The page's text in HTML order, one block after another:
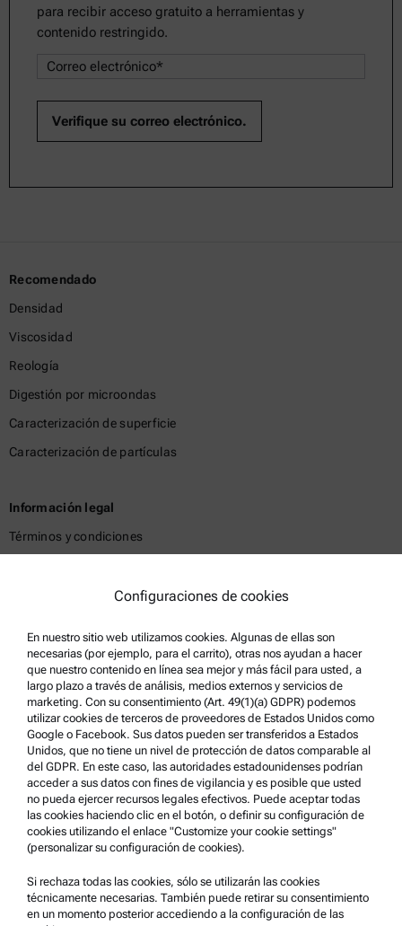
para recibir acceso gratuito a herramientas y
contenido restringido.
Recomendado
Densidad
Viscosidad
Reología
Digestión por microondas
Caracterización de superficie
Caracterización de partículas
Información legal
Términos y condiciones
Política de privacidad
Condiciones de uso
Marcas comerciales
Sistema de denuncia de irregularidades
Asistencia para el producto
Anton Paar Certified Service
Declaración de seguridad
Centros técnicos Anton Paar
Comuníquese con nosotros
Configuraciones de cookies
En nuestro sitio web utilizamos cookies. Algunas de ellas son
necesarias (por ejemplo, para el carrito), otras nos ayudan a hacer
que nuestro contenido en línea sea mejor y más fácil para usted, a
largo plazo a través de análisis, medios externos y servicios de
marketing. Con su consentimiento (Art. 49(1)(a) GDPR) podemos
utilizar cookies de terceros de proveedores de Estados Unidos como
Google o Facebook. Sus datos pueden ser transferidos a Estados
Unidos, que no tiene un nivel de protección de datos comparable al
del GDPR. En este caso, las autoridades estadounidenses podrían
acceder a sus datos con fines de vigilancia y es posible que usted
no pueda ejercer recursos legales efectivos. Puede aceptar todas
las cookies haciendo clic en el botón, o definir su configuración de
cookies utilizando el enlace "Customize your cookie settings"
(personalizar su configuración de cookies).
Si rechaza todas las cookies, sólo se utilizarán las cookies
técnicamente necesarias. También puede retirar su consentimiento
en un momento posterior accediendo a la configuración de las